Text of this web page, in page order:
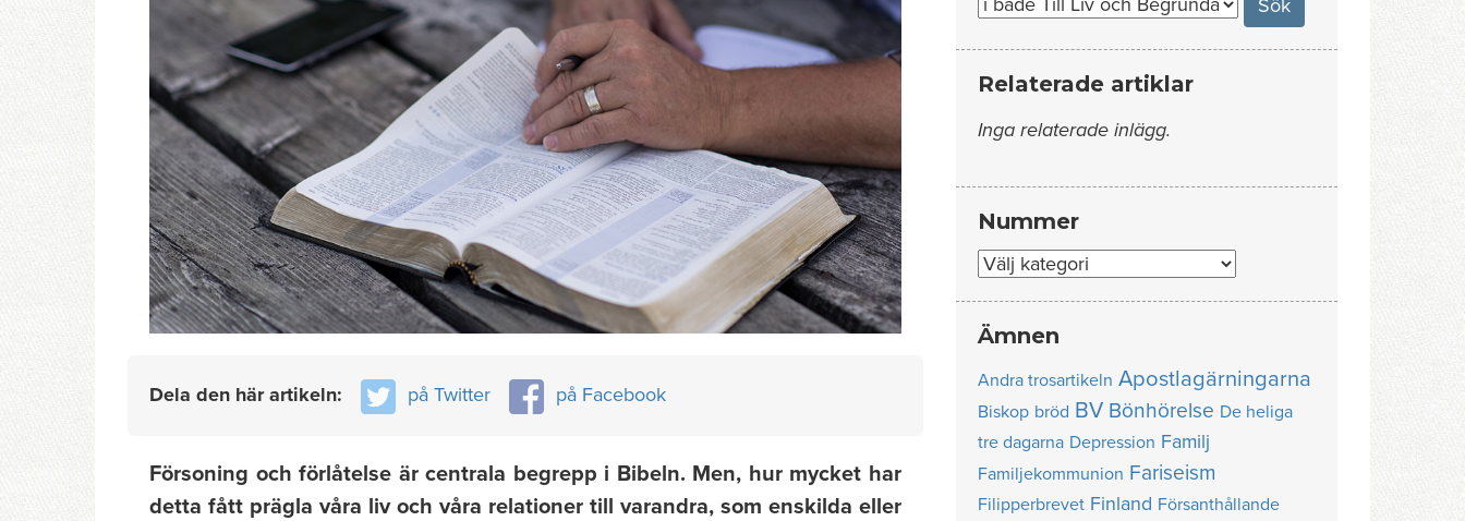
Dela den här artikeln: på Twitter på Facebook
Försoning och förlåtelse är centrala begrepp i Bibeln. Men, hur mycket har
detta fått prägla våra liv och våra relationer till varandra, som enskilda eller
Relaterade artiklar
Inga relaterade inlägg.
Nummer
Nummer
Ämnen
Andra trosartikeln Apostlagärningarna
Biskop bröd BV Bönhörelse De heliga
tre dagarna Depression Familj
Familjekommunion Fariseism
Filipperbrevet Finland Försanthållande